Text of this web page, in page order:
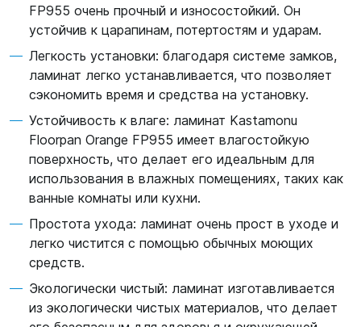
FP955 очень прочный и износостойкий. Он
устойчив к царапинам, потертостям и ударам.
Легкость установки: благодаря системе замков,
ламинат легко устанавливается, что позволяет
сэкономить время и средства на установку.
Устойчивость к влаге: ламинат Kastamonu
Floorpan Orange FP955 имеет влагостойкую
поверхность, что делает его идеальным для
использования в влажных помещениях, таких как
ванные комнаты или кухни.
Простота ухода: ламинат очень прост в уходе и
легко чистится с помощью обычных моющих
средств.
Экологически чистый: ламинат изготавливается
из экологически чистых материалов, что делает